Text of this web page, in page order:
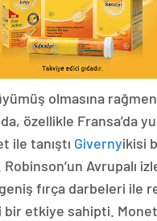
olmasına
özellikle Fransa’da
ile tanıştı Givernyikisi
Avrupalı
fırça darbeleri ile
etkiye sahipti.